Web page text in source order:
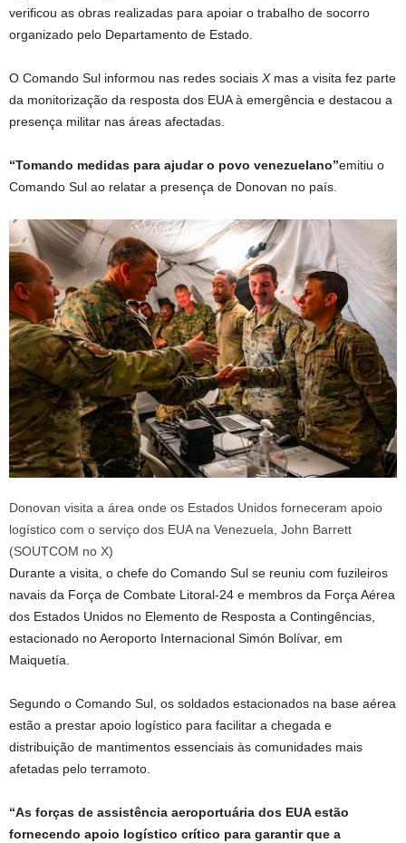
verificou as obras realizadas para apoiar o trabalho de socorro
organizado pelo Departamento de Estado.
O Comando Sul informou nas redes sociais Xmas a visita fez parte
da monitorização da resposta dos EUA à emergência e destacou a
presença militar nas áreas afectadas.
“Tomando medidas para ajudar o povo venezuelano”emitiu o
Comando Sul ao relatar a presença de Donovan no país.
Donovan visita a área onde os Estados Unidos forneceram apoio
logístico com o serviço dos EUA na Venezuela, John Barrett
(SOUTCOM no X)
Durante a visita, o chefe do Comando Sul se reuniu com fuzileiros
navais da Força de Combate Litoral-24 e membros da Força Aérea
dos Estados Unidos no Elemento de Resposta a Contingências,
estacionado no Aeroporto Internacional Simón Bolívar, em
Maiquetía.
Segundo o Comando Sul, os soldados estacionados na base aérea
estão a prestar apoio logístico para facilitar a chegada e
distribuição de mantimentos essenciais às comunidades mais
afetadas pelo terramoto.
“As forças de assistência aeroportuária dos EUA estão
fornecendo apoio logístico crítico para garantir que a